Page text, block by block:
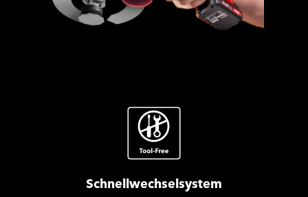
Schnellwechselsystem